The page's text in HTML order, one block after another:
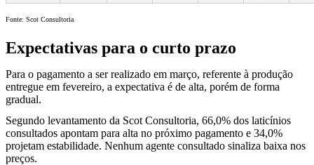
Fonte: Scot Consultoria
Expectativas para o curto prazo
Para o pagamento a ser realizado em março, referente à produção
entregue em fevereiro, a expectativa é de alta, porém de forma
gradual.
Segundo levantamento da Scot Consultoria, 66,0% dos laticínios
consultados apontam para alta no próximo pagamento e 34,0%
projetam estabilidade. Nenhum agente consultado sinaliza baixa nos
preços.